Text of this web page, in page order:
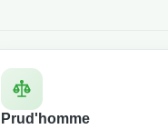
Prud'homme